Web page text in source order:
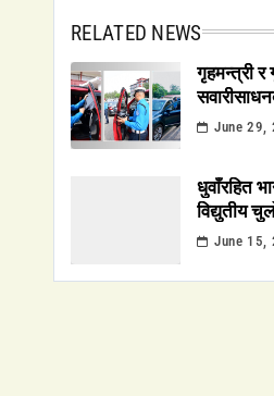
RELATED NEWS
गृहमन्त्री
June 29,
धुवाँरहित
विद्युतीय
June 15,